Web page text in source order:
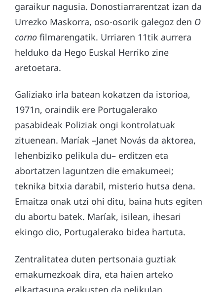
garaikur nagusia. Donostiarrarentzat izan da
Urrezko Maskorra, oso-osorik galegoz den O
corno filmarengatik. Urriaren 11tik aurrera
helduko da Hego Euskal Herriko zine
aretoetara.
Galiziako irla batean kokatzen da istorioa,
1971n, oraindik ere Portugalerako
pasabideak Poliziak ongi kontrolatuak
zituenean. Maríak –Janet Novás da aktorea,
lehenbiziko pelikula du– erditzen eta
abortatzen laguntzen die emakumeei;
teknika bitxia darabil, misterio hutsa dena.
Emaitza onak utzi ohi ditu, baina huts egiten
du abortu batek. Maríak, isilean, ihesari
ekingo dio, Portugalerako bidea hartuta.
Zentralitatea duten pertsonaia guztiak
emakumezkoak dira, eta haien arteko
elkartasuna erakusten da pelikulan.